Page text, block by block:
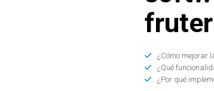
¿Cómo mejorar
¿Qué
¿Por qué